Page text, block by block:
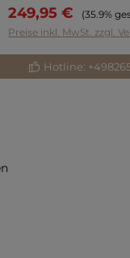
249,95 € Regulärer
(35.9%
Preise inkl. MwSt. zzgl.
Hotline: